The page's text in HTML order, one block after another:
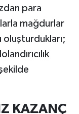
para
mağdurlar
oluşturdukları;
KAZANÇ